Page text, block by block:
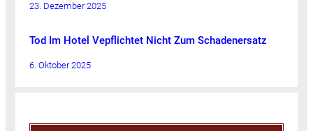
23. Dezember 2025
Tod Im Hotel Vepflichtet Nicht Zum Schadenersatz
6. Oktober 2025